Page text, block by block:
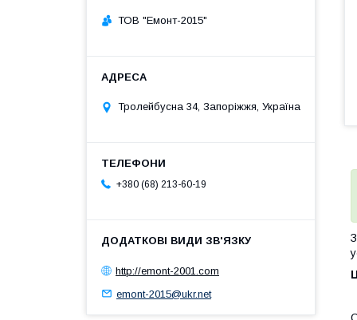
ТОВ "Емонт-2015"
Тролейбусна 34, Запоріжжя, Україна
+380 (68) 213-60-19
http://emont-2001.com
emont-2015@ukr.net